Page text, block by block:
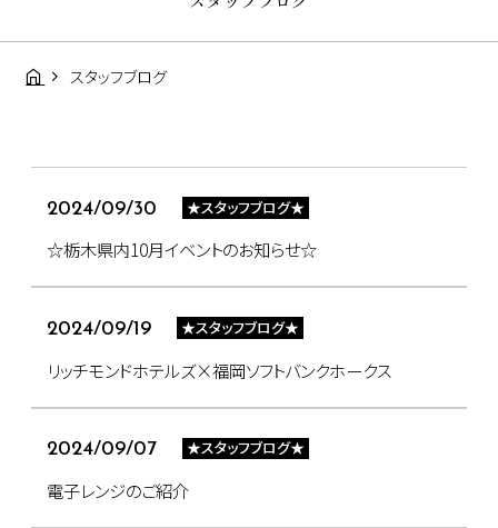
スタッフブログ
2024/09/30 ★スタッフブログ★
☆栃木県内10月イベントのお知らせ☆
2024/09/19 ★スタッフブログ★
リッチモンドホテルズ×福岡ソフトバンクホークス
2024/09/07 ★スタッフブログ★
電子レンジのご紹介